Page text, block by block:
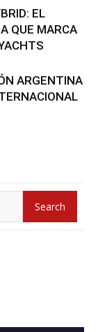
EL
QUE MARCA
ARGENTINA
Search